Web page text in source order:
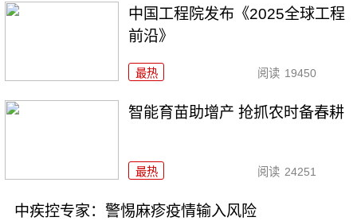
中国工程院发布《2025全球工程
前沿》
最热 阅读 19450
智能育苗助增产 抢抓农时备春耕
最热 阅读 24251
中疾控专家：警惕麻疹疫情输入风险